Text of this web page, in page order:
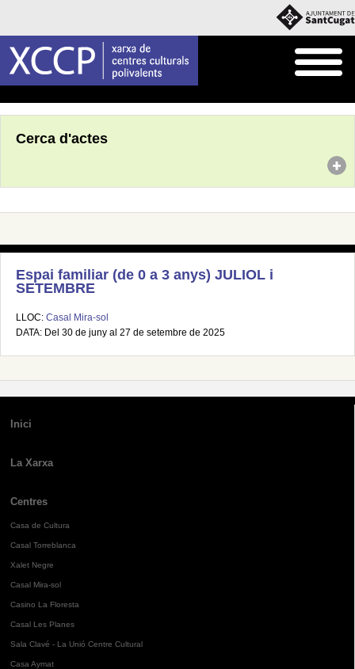
Cerca d'actes
Espai familiar (de 0 a 3 anys) JULIOL i
SETEMBRE
LLOC: Casal Mira-sol
DATA: Del 30 de juny al 27 de setembre de 2025
Inici
La Xarxa
Centres
Casa de Cultura
Casal Torreblanca
Xalet Negre
Casal Mira-sol
Casino La Floresta
Casal Les Planes
Sala Clavé - La Unió Centre Cultural
Casa Aymat